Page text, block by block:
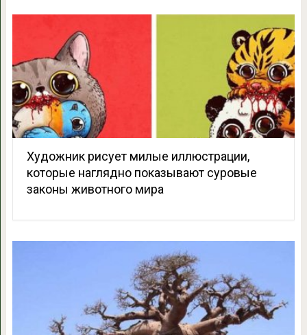
Художник рисует милые иллюстрации,
которые наглядно показывают суровые
законы животного мира